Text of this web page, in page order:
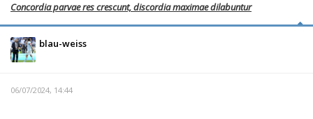
Concordia parvae res crescunt, discordia maximae dilabuntur
blau-weiss
06/07/2024, 14:44